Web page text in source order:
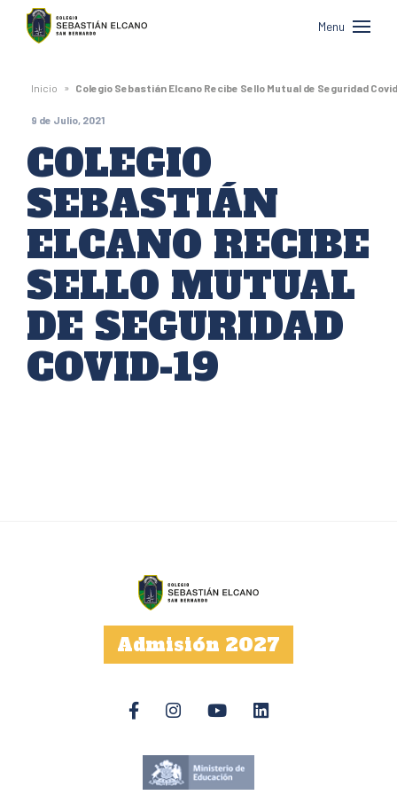
Colegio
Sebastián
Elcano
de
San
Bernardo
Menu
Inicio » Colegio Sebastián Elcano Recibe Sello Mutual de Seguridad
9 de Julio, 2021
COLEGIO
SEBASTIÁN
ELCANO RECIBE
SELLO MUTUAL
DE SEGURIDAD
COVID-19
Admisión 2027